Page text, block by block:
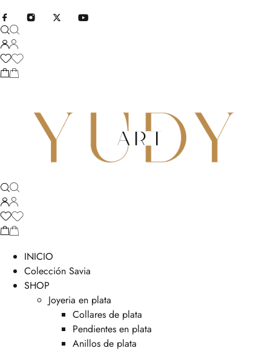
INICIO
Colección Savia
SHOP
Joyeria en plata
Collares de plata
Pendientes en plata
Anillos de plata